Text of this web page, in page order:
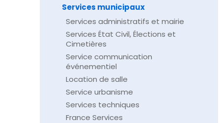
Services municipaux
Services administratifs et mairie
Services État Civil, Élections et
Cimetières
Service communication
événementiel
Location de salle
Service urbanisme
Services techniques
France Services